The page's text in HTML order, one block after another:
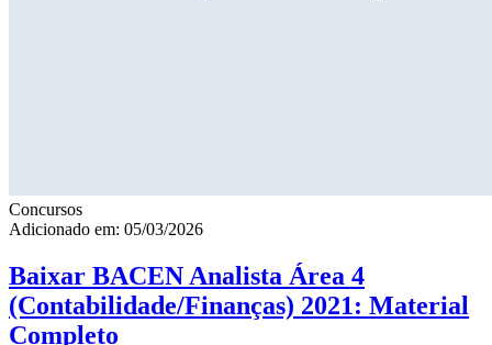
Concursos
Adicionado em: 05/03/2026
Baixar BACEN Analista Área 4
(Contabilidade/Finanças) 2021: Material
Completo